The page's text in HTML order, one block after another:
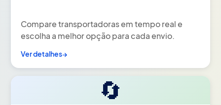
Compare transportadoras em tempo real e
escolha a melhor opção para cada envio.
Ver detalhes→
🔄